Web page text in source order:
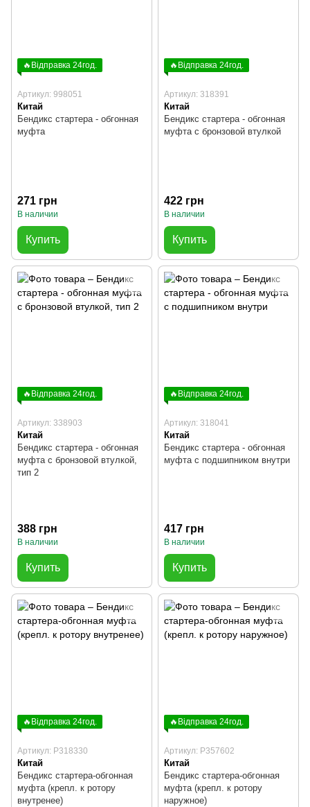
🔥Відправка 24год.
Артикул: 998051
Китай
Бендикс стартера - обгонная
муфта
271 грн
В наличии
Купить
🔥Відправка 24год.
Артикул: 318391
Китай
Бендикс стартера - обгонная
муфта с бронзовой втулкой
422 грн
В наличии
Купить
🔥Відправка 24год.
Артикул: 338903
Китай
Бендикс стартера - обгонная
муфта с бронзовой втулкой,
тип 2
388 грн
В наличии
Купить
🔥Відправка 24год.
Артикул: 318041
Китай
Бендикс стартера - обгонная
муфта с подшипником внутри
417 грн
В наличии
Купить
🔥Відправка 24год.
Артикул: P318330
Китай
Бендикс стартера-обгонная
муфта (крепл. к ротору
внутренее)
🔥Відправка 24год.
Артикул: P357602
Китай
Бендикс стартера-обгонная
муфта (крепл. к ротору
наружное)